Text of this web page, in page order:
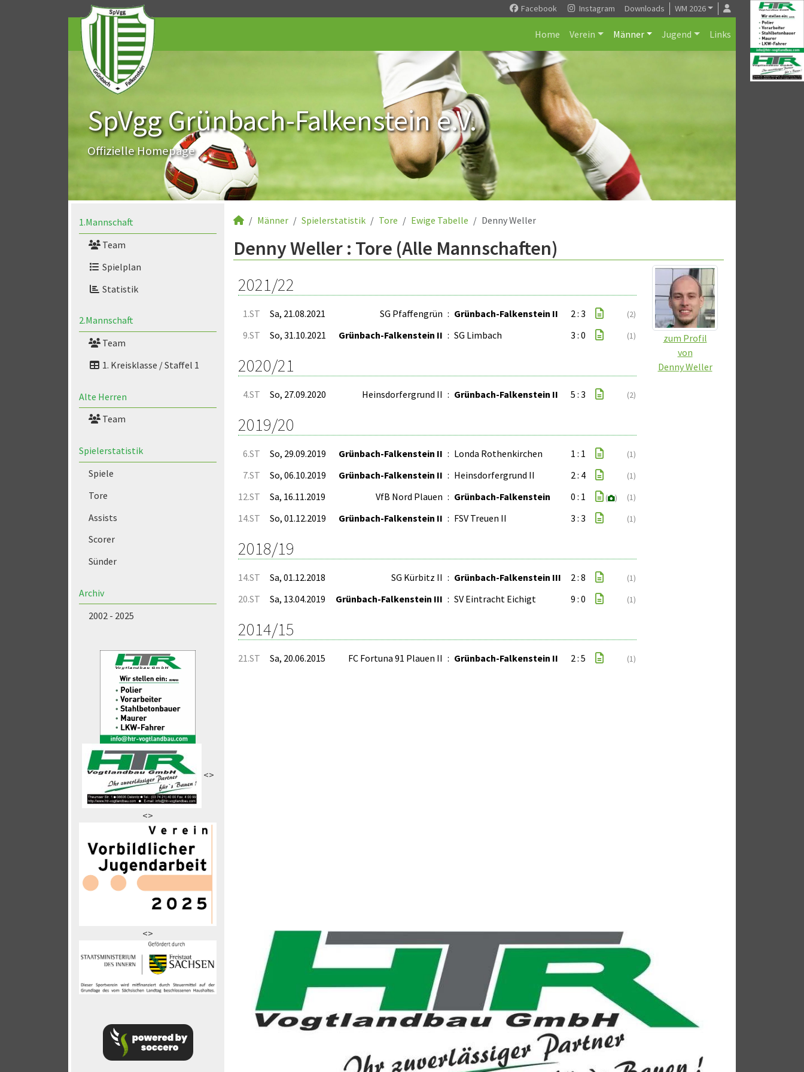
Facebook Instagram Downloads WM 2026
Home Verein Männer Jugend Links
SpVgg Grünbach-Falkenstein e.V.
Offizielle Homepage
1.Mannschaft
Team
Spielplan
Statistik
2.Mannschaft
Team
1. Kreisklasse / Staffel 1
Alte Herren
Team
Spielerstatistik
Spiele
Tore
Assists
Scorer
Sünder
Archiv
2002 - 2025
<>
<>
<>
Männer Spielerstatistik Tore Ewige Tabelle Denny Weller
Denny Weller : Tore (Alle Mannschaften)
zum Profil
von
Denny Weller
2021/22
1.ST Sa, 21.08.2021 SG Pfaffengrün : Grünbach-Falkenstein II 2 : 3 (2)
9.ST So, 31.10.2021 Grünbach-Falkenstein II : SG Limbach 3 : 0 (1)
2020/21
4.ST So, 27.09.2020 Heinsdorfergrund II : Grünbach-Falkenstein II 5 : 3 (2)
2019/20
6.ST So, 29.09.2019 Grünbach-Falkenstein II : Londa Rothenkirchen 1 : 1 (1)
7.ST So, 06.10.2019 Grünbach-Falkenstein II : Heinsdorfergrund II 2 : 4 (1)
12.ST Sa, 16.11.2019 VfB Nord Plauen : Grünbach-Falkenstein 0 : 1 ( ) (1)
14.ST So, 01.12.2019 Grünbach-Falkenstein II : FSV Treuen II 3 : 3 (1)
2018/19
14.ST Sa, 01.12.2018 SG Kürbitz II : Grünbach-Falkenstein III 2 : 8 (1)
20.ST Sa, 13.04.2019 Grünbach-Falkenstein III : SV Eintracht Eichigt 9 : 0 (1)
2014/15
21.ST Sa, 20.06.2015 FC Fortuna 91 Plauen II : Grünbach-Falkenstein II 2 : 5 (1)